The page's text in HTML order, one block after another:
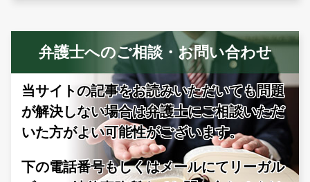
弁護士へのご相談・お問い合わせ
当サイトの記事をお読みいただいても問題
が解決しない場合は弁護士にご相談いただ
いた方がよい可能性がございます。
下の電話番号もしくはメールにてリーガル